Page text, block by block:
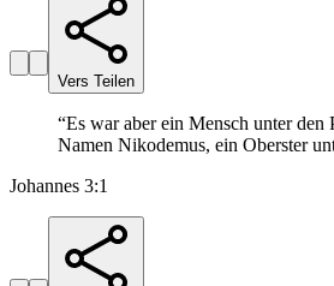
Vers Teilen
“Es war aber ein Mensch unter den
Namen Nikodemus, ein Oberster
Johannes 3:1